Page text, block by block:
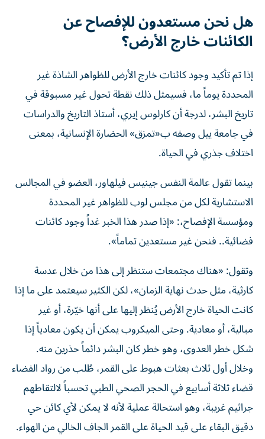
هل نحن مستعدون للإفصاح عن
الكائنات خارج الأرض؟
إذا تم تأكيد وجود كائنات خارج الأرض للظواهر الشاذة غير
المحددة يوماً ما، فسيمثل ذلك نقطة تحول غير مسبوقة في
تاريخ البشر، لدرجة أن كارلوس إيري، أستاذ التاريخ والدراسات
في جامعة ييل وصفه ب«تمزق» الحضارة الإنسانية، بمعنى
اختلاف جذري في الحياة.
بينما تقول عالمة النفس جينيس فيلهاور، العضو في المجالس
الاستشارية لكل من مجلس لوب للظواهر غير المحددة
ومؤسسة الإفصاح،: «إذا صدر هذا الخبر غداً وجود كائنات
فضائية.. فنحن غير مستعدين تماماً».
وتقول: «هناك مجتمعات ستنظر إلى هذا من خلال عدسة
كارثية، مثل حدث نهاية الزمان»، لكن الكثير سيعتمد على ما إذا
كانت الحياة خارج الأرض يُنظر إليها على أنها خيّرة، أو غير
مبالية، أو معادية. وحتى الميكروب يمكن أن يكون معادياً إذا
شكل خطر العدوى، وهو خطر كان البشر دائماً حذرين منه.
وخلال أول ثلاث بعثات هبوط على القمر، طُلب من رواد الفضاء
قضاء ثلاثة أسابيع في الحجر الصحي الطبي تحسباً لالتقاطهم
جراثيم غريبة، وهو استحالة عملية لأنه لا يمكن لأي كائن حي
دقيق البقاء على قيد الحياة على القمر الجاف الخالي من الهواء.